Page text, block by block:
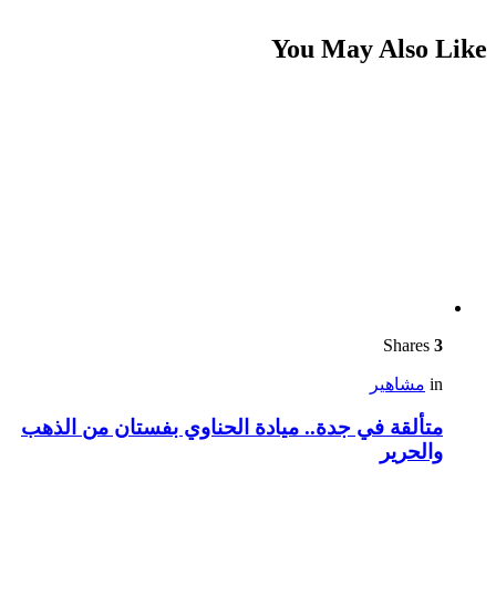
You May Also Like
3
in مشاهير
متألقة في جدة.. ميادة الحناوي بفستان من الذهب
والحرير